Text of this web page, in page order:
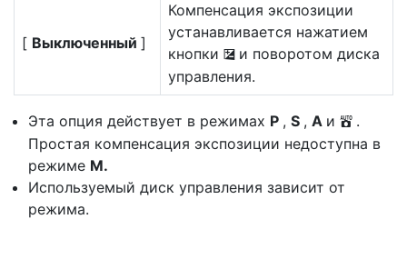
[ Выключенный ]
Компенсация экспозиции
устанавливается нажатием
кнопки E и поворотом диска
управления.
Эта опция действует в режимах P , S , A и b .
Простая компенсация экспозиции недоступна в
режиме M.
Используемый диск управления зависит от
режима.